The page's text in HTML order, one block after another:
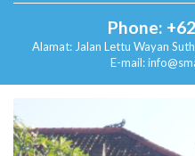
Phone:
Alamat: Jalan Lettu Wayan
E-mail: